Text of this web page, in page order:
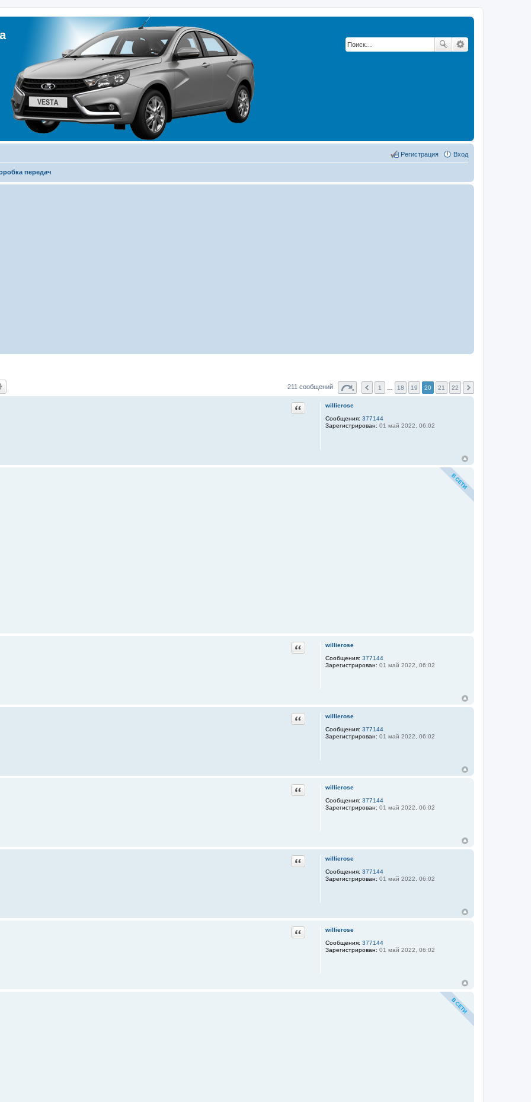
Вход
Регистрация
передач
211 сообщений 1 18 19 20 21 22
willierose
Сообщения: 377144
Зарегистрирован: 01 май 2022, 06:02
Цитата
willierose
Сообщения: 377144
Зарегистрирован: 01 май 2022, 06:02
Цитата
willierose
Сообщения: 377144
Зарегистрирован: 01 май 2022, 06:02
Цитата
willierose
Сообщения: 377144
Зарегистрирован: 01 май 2022, 06:02
Цитата
willierose
Сообщения: 377144
Зарегистрирован: 01 май 2022, 06:02
Цитата
willierose
Сообщения: 377144
Зарегистрирован: 01 май 2022, 06:02
Цитата